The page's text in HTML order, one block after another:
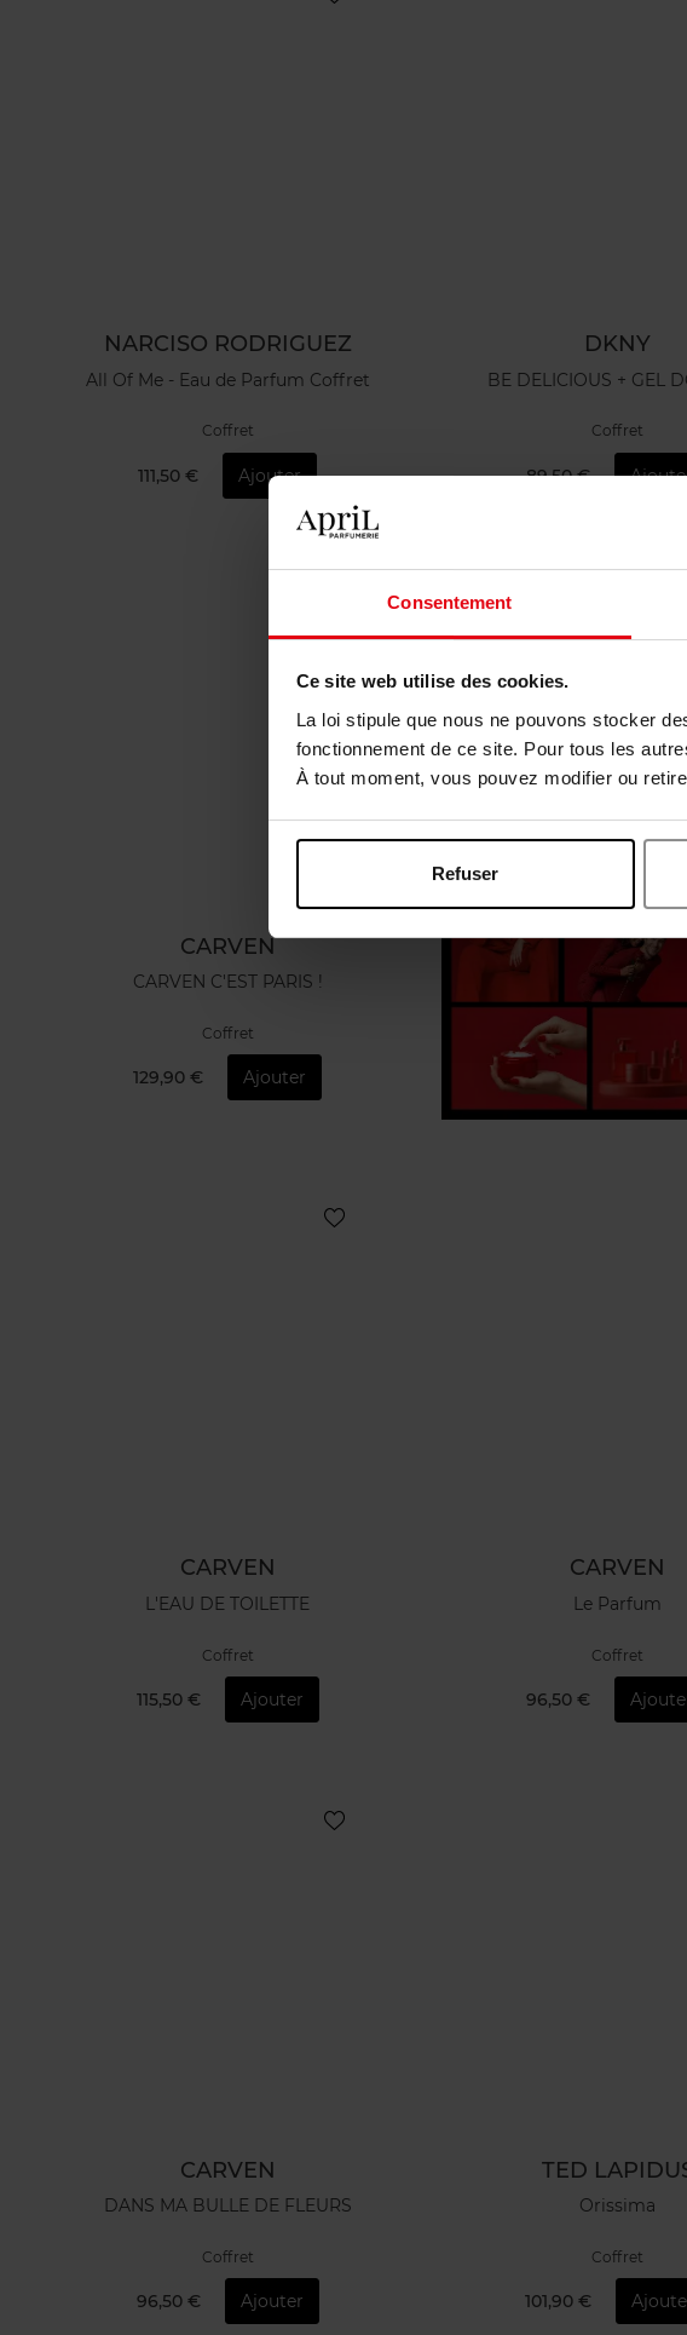
Consentement
Ce site web utilise des cookies.
La loi stipule que nous ne pouvons stocker
fonctionnement de ce site. Pour tous les
À tout moment, vous pouvez modifier ou
Refuser
NARCISO RODRIGUEZ
All Of Me - Eau de Parfum Coffret
Coffret
111,50 € Ajouter
DKNY
BE DELICIOUS + GEL
Coffret
89,50 €
CARVEN
CARVEN C'EST PARIS !
Coffret
129,90 € Ajouter
CARVEN
L'EAU DE TOILETTE
Coffret
115,50 € Ajouter
CARVEN
Le Parfum
Coffret
96,50 €
CARVEN
DANS MA BULLE DE FLEURS
Coffret
96,50 € Ajouter
TED
Orissima
Coffret
101,90 €